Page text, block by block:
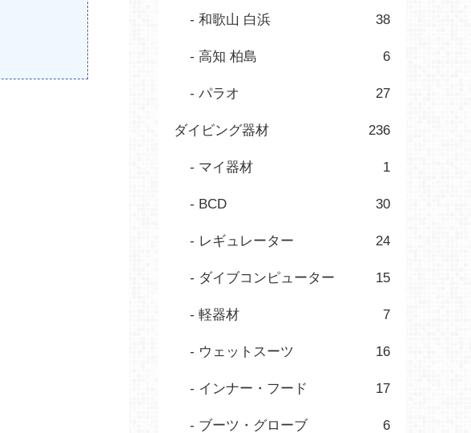
和歌山 白浜 38
高知 柏島 6
パラオ 27
ダイビング器材 236
マイ器材 1
BCD 30
レギュレーター 24
ダイブコンピューター 15
軽器材 7
ウェットスーツ 16
インナー・フード 17
ブーツ・グローブ 6